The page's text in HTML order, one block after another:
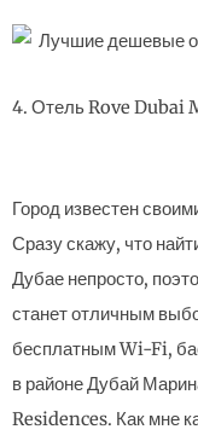
4. Отель Rove Dubai
Город известен
Сразу скажу, что
Дубае непросто,
станет отличным
бесплатным Wi-Fi,
в районе Дубай
Residences. Как мне